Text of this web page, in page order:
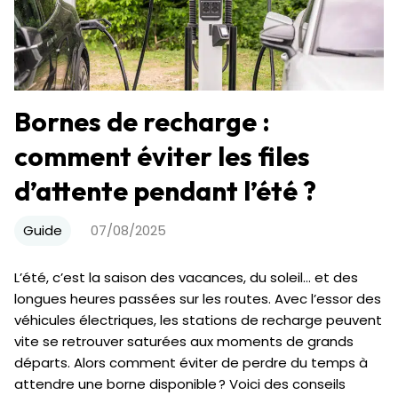
Bornes de recharge :
comment éviter les files
d’attente pendant l’été ?
Guide 07/08/2025
L’été, c’est la saison des vacances, du soleil… et des
longues heures passées sur les routes. Avec l’essor des
véhicules électriques, les stations de recharge peuvent
vite se retrouver saturées aux moments de grands
départs. Alors comment éviter de perdre du temps à
attendre une borne disponible ? Voici des conseils